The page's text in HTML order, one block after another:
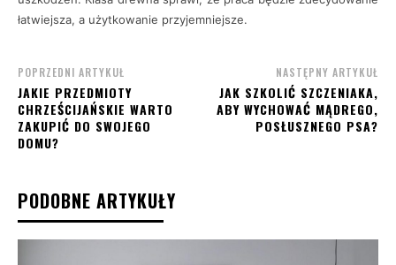
łatwiejsza, a użytkowanie przyjemniejsze.
POPRZEDNI ARTYKUŁ
JAKIE PRZEDMIOTY
CHRZEŚCIJAŃSKIE WARTO
ZAKUPIĆ DO SWOJEGO
DOMU?
NASTĘPNY ARTYKUŁ
JAK SZKOLIĆ SZCZENIAKA,
ABY WYCHOWAĆ MĄDREGO,
POSŁUSZNEGO PSA?
PODOBNE ARTYKUŁY